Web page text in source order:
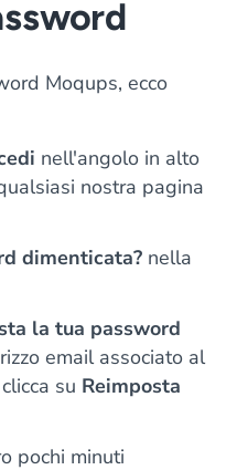
Moqups, ecco
nell'angolo in alto
nostra pagina
dimenticata? nella
la tua password
email associato al
su Reimposta
pochi minuti